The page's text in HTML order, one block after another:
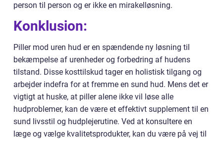
person til person og er ikke en mirakelløsning.
Konklusion:
Piller mod uren hud er en spændende ny løsning til
bekæmpelse af urenheder og forbedring af hudens
tilstand. Disse kosttilskud tager en holistisk tilgang og
arbejder indefra for at fremme en sund hud. Mens det er
vigtigt at huske, at piller alene ikke vil løse alle
hudproblemer, kan de være et effektivt supplement til en
sund livsstil og hudplejerutine. Ved at konsultere en
læge og vælge kvalitetsprodukter, kan du være på vej til